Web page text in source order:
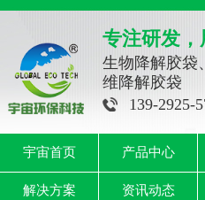
专注研发
生物降解胶袋
维降解胶袋
139-2925-
宇宙首页 产品中心
解决方案 资讯动态